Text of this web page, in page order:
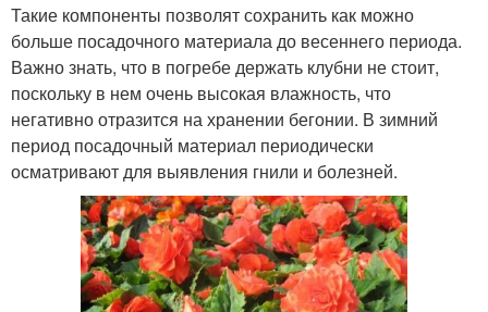
Такие компоненты позволят сохранить как можно
больше посадочного материала до весеннего периода.
Важно знать, что в погребе держать клубни не стоит,
поскольку в нем очень высокая влажность, что
негативно отразится на хранении бегонии. В зимний
период посадочный материал периодически
осматривают для выявления гнили и болезней.